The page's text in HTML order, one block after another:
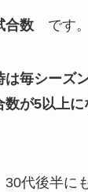
合数です。
は毎シーズ
数が5以上
30代後半に